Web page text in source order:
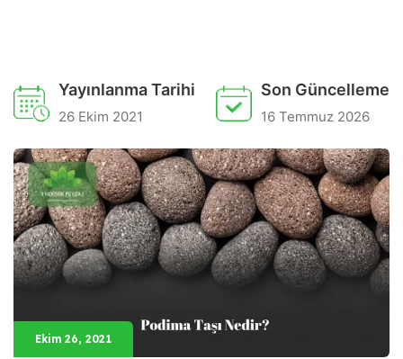
Yayınlanma Tarihi
26 Ekim 2021
Son Güncelleme
16 Temmuz 2026
Ekim 26, 2021